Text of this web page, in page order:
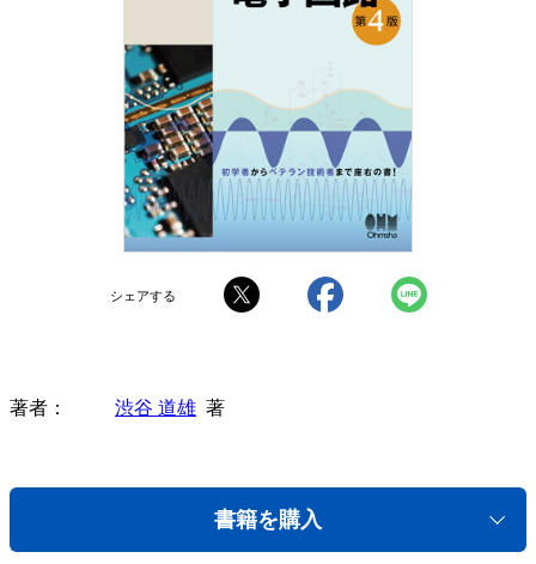
シェアする
著者 渋谷 道雄 著
書籍を購入